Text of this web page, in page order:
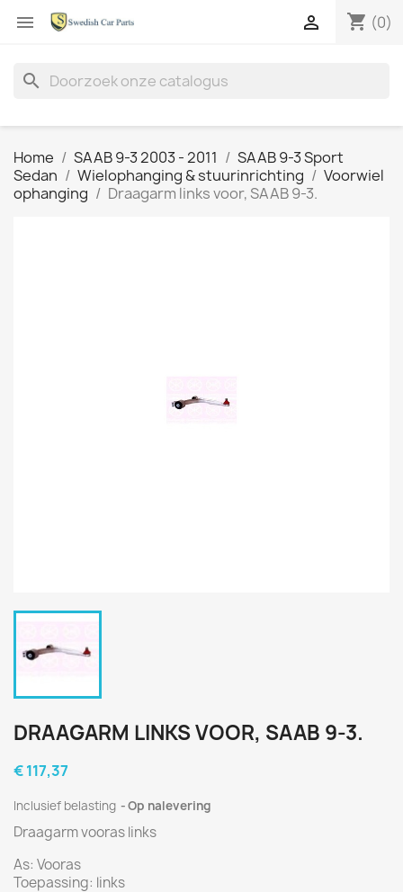
 shopping_cart (0)

search
Home SAAB 9-3 2003 - 2011
SAAB 9-3 Sport
Sedan
Wielophanging & stuurinrichting
Voorwiel
ophanging
Draagarm links voor, SAAB 9-3.
DRAAGARM LINKS VOOR, SAAB 9-3.
€ 117,37
Inclusief belasting Op nalevering
Draagarm vooras links
As: Vooras
Toepassing: links